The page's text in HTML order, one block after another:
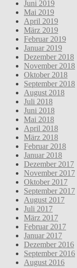
Juni 2019
Mai 2019
April 2019
März 2019
Februar 2019
Januar 2019
Dezember 2018
November 2018
Oktober 2018
September 2018
August 2018
Juli 2018
Juni 2018
Mai 2018
April 2018
März 2018
Februar 2018
Januar 2018
Dezember 2017
November 2017
Oktober 2017
September 2017
August 2017
Juli 2017
März 2017
Februar 2017
Januar 2017
Dezember 2016
September 2016
August 2016